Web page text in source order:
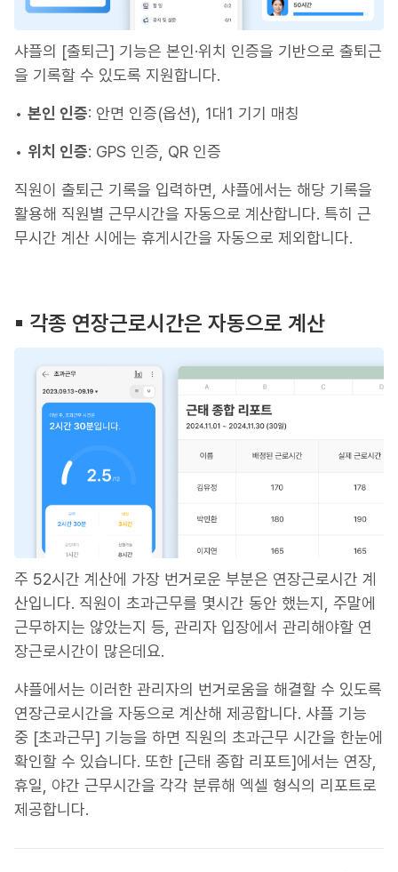
샤플의 [출퇴근] 기능은 본인·위치 인증을 기반으로 출퇴근
을 기록할 수 있도록 지원합니다.
• 본인 인증: 안면 인증(옵션), 1대1 기기 매칭
• 위치 인증: GPS 인증, QR 인증
직원이 출퇴근 기록을 입력하면, 샤플에서는 해당 기록을
활용해 직원별 근무시간을 자동으로 계산합니다. 특히 근
무시간 계산 시에는 휴게시간을 자동으로 제외합니다.
▪︎ 각종 연장근로시간은 자동으로 계산
주 52시간 계산에 가장 번거로운 부분은 연장근로시간 계
산입니다. 직원이 초과근무를 몇시간 동안 했는지, 주말에
근무하지는 않았는지 등, 관리자 입장에서 관리해야할 연
장근로시간이 많은데요.
샤플에서는 이러한 관리자의 번거로움을 해결할 수 있도록
연장근로시간을 자동으로 계산해 제공합니다. 샤플 기능
중 [초과근무] 기능을 하면 직원의 초과근무 시간을 한눈에
확인할 수 있습니다. 또한 [근태 종합 리포트]에서는 연장,
휴일, 야간 근무시간을 각각 분류해 엑셀 형식의 리포트로
제공합니다.